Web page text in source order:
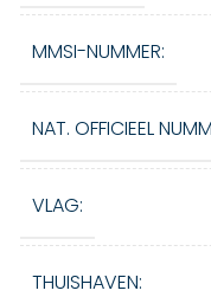
MMSI-NUMMER:
NAT. OFFICIEEL
VLAG:
THUISHAVEN: